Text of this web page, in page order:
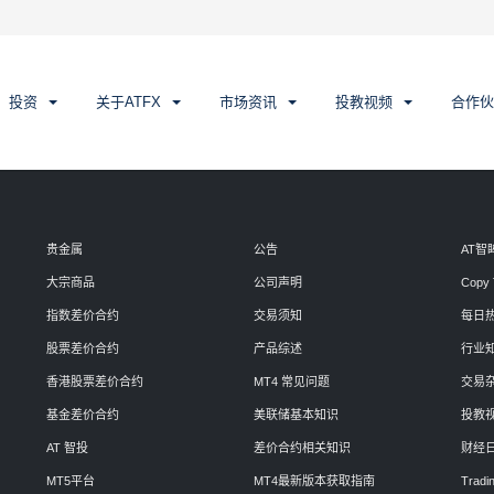
投资 关于ATFX 市场资讯 投教视频 合作
贵金属
大宗商品
指数差价合约
股票差价合约
香港股票差价合约
基金差价合约
AT 智投
MT5平台
公告
公司声明
交易须知
产品综述
MT4 常见问题
美联储基本知识
差价合约相关知识
MT4最新版本获取指南
AT智
Copy
每日
行业
交易
投教
财经